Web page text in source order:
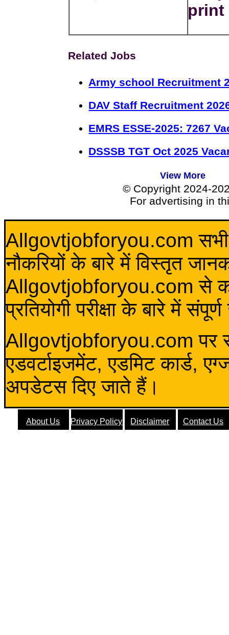
print
Related Jobs
Army school Recruitment
DAV Staff Recruitment
EMRS ESSE-2025: 7267
DSSSB TGT Oct 2025
View More
© Copyright 2024-
For advertising in
Allgovtjobforyou.com सभी
नौकरियों के बारे में विस्तृत
Allgovtjobforyou.com से कोई
प्रतियोगी परीक्षा के बारे में
Allgovtjobforyou.com पर
एडवर्टाइजमेंट, एडमिट कार्ड,
अपडेटस दिए जाते हैं।
About Us Privacy Policy Disclaimer Contact Us